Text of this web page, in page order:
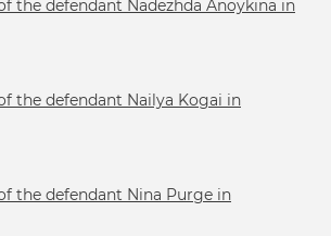
the defendant Nadezhda Anoykina in
the defendant Nailya Kogai in
the defendant Nina Purge in